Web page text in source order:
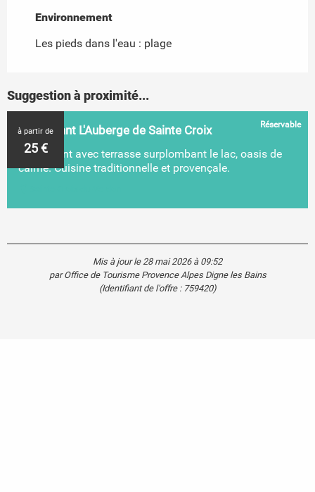
Environnement
Environnement
Les pieds dans l'eau : plage
Suggestion à proximité...
à partir de
25€
Restaurant L'Auberge de Sainte Croix
Restaurant avec terrasse surplombant le lac, oasis de
calme. Cuisine traditionnelle et provençale.
Réservable
Mis à jour le 28 mai 2026 à 09:52
par Office de Tourisme Provence Alpes Digne les Bains
(Identifiant de l'offre : 759420)